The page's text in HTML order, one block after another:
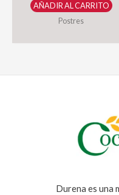
Temporada
Halloween
AÑADIR AL CARRITO
Postres
Durena es una